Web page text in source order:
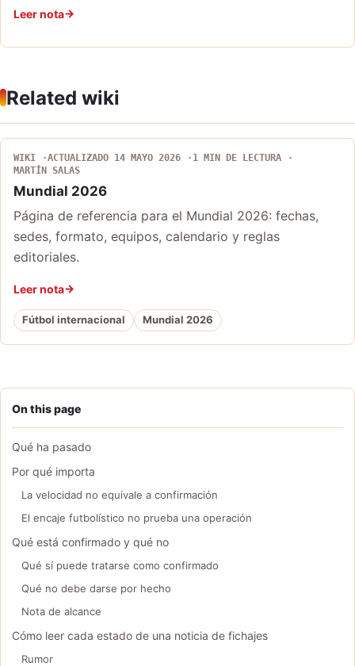
On this page
Qué ha pasado
Por qué importa
La velocidad no equivale a confirmación
El encaje futbolístico no prueba una operación
Qué está confirmado y qué no
Qué sí puede tratarse como confirmado
Qué no debe darse por hecho
Nota de alcance
Cómo leer cada estado de una noticia de fichajes
Rumor
Leer nota
Related wiki
WIKI ACTUALIZADO 14 MAYO 2026
1 MIN DE LECTURA
MARTÍN SALAS
Mundial 2026
Página de referencia para el Mundial 2026: fechas,
sedes, formato, equipos, calendario y reglas
editoriales.
Leer nota
Fútbol internacional Mundial 2026